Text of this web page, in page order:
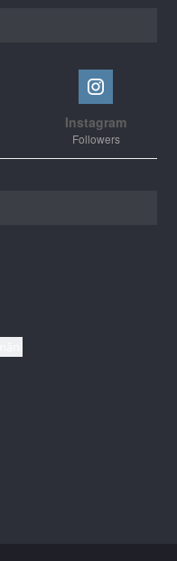
Instagram
Followers